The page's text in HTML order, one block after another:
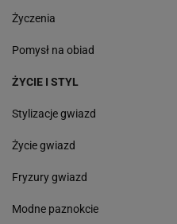
Życzenia
Pomysł na obiad
ŻYCIE I STYL
Stylizacje gwiazd
Życie gwiazd
Fryzury gwiazd
Modne paznokcie